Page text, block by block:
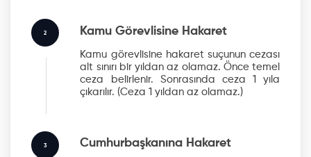
2 Kamu Görevlisine Hakaret
Kamu görevlisine hakaret suçunun cezası
alt sınırı bir yıldan az olamaz. Önce temel
ceza belirlenir. Sonrasında ceza 1 yıla
çıkarılır. (Ceza 1 yıldan az olamaz.)
3 Cumhurbaşkanına Hakaret